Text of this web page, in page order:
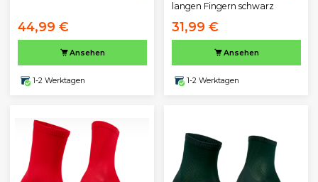
44,99 €
Ansehen
1-2 Werktagen
langen Fingern schwarz
31,99 €
Ansehen
1-2 Werktagen